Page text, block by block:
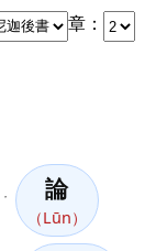
章：
論
（Lūn）